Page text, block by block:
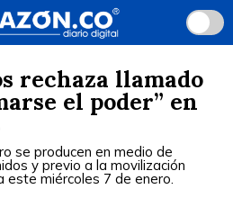
rechaza llamado
el poder” en
se producen en medio de
y previo a la movilización
este miércoles 7 de enero.